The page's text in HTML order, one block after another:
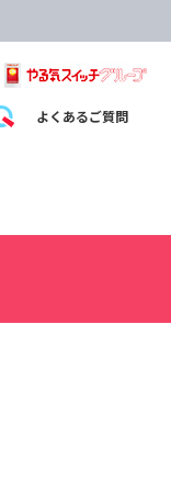
よくあるご質問